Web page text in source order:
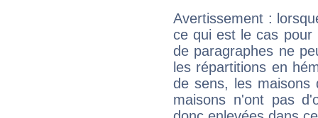
Avertissement :
ce qui est le cas pour
de paragraphes ne
les répartitions en
de sens, les maisons
maisons n'ont pas